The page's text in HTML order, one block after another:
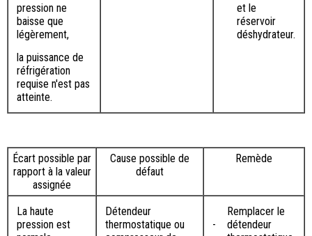
pression ne
baisse que
légèrement,
la puissance de
réfrigération
requise n'est pas
atteinte.
et le
réservoir
déshydrateur.
Écart possible par
rapport à la valeur
assignée
Cause possible de
défaut
Remède
La haute
pression est
Détendeur
thermostatique ou
-
Remplacer le
détendeur